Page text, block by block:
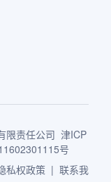
限责任公司 津ICP
号
私权政策 | 联系我